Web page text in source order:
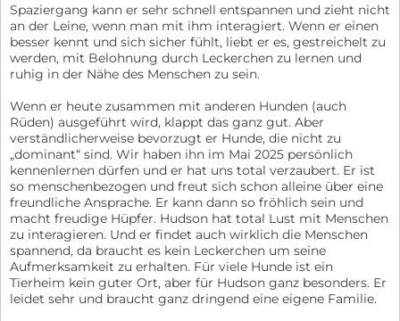
Spaziergang kann er sehr schnell entspannen und zieht nicht
an der Leine, wenn man mit ihm interagiert. Wenn er einen
besser kennt und sich sicher fühlt, liebt er es, gestreichelt zu
werden, mit Belohnung durch Leckerchen zu lernen und
ruhig in der Nähe des Menschen zu sein.
Wenn er heute zusammen mit anderen Hunden (auch
Rüden) ausgeführt wird, klappt das ganz gut. Aber
verständlicherweise bevorzugt er Hunde, die nicht zu
„dominant“ sind. Wir haben ihn im Mai 2025 persönlich
kennenlernen dürfen und er hat uns total verzaubert. Er ist
so menschenbezogen und freut sich schon alleine über eine
freundliche Ansprache. Er kann dann so fröhlich sein und
macht freudige Hüpfer. Hudson hat total Lust mit Menschen
zu interagieren. Und er findet auch wirklich die Menschen
spannend, da braucht es kein Leckerchen um seine
Aufmerksamkeit zu erhalten. Für viele Hunde ist ein
Tierheim kein guter Ort, aber für Hudson ganz besonders. Er
leidet sehr und braucht ganz dringend eine eigene Familie.